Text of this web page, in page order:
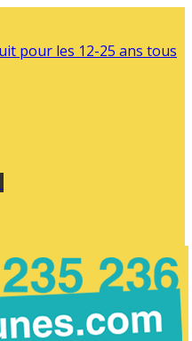
pour les 12-25 ans tous